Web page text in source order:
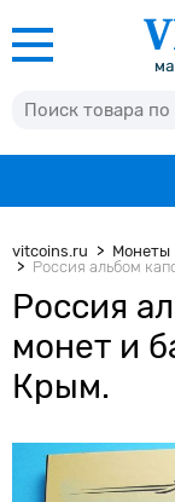
vitcoins.ru Монеты
Россия альбом
Россия
монет и
Крым.